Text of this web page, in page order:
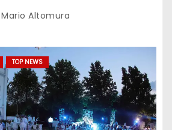
Mario Altomura
TOP NEWS